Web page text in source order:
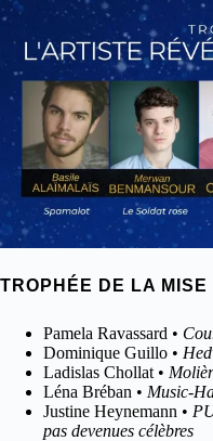
TROPHÉE DE LA MISE
Pamela Ravassard •
Dominique Guillo •
Ladislas Chollat •
Léna Bréban • Music-
Justine Heynemann •
pas devenues célèbres